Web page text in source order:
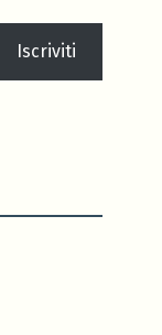
Iscriviti